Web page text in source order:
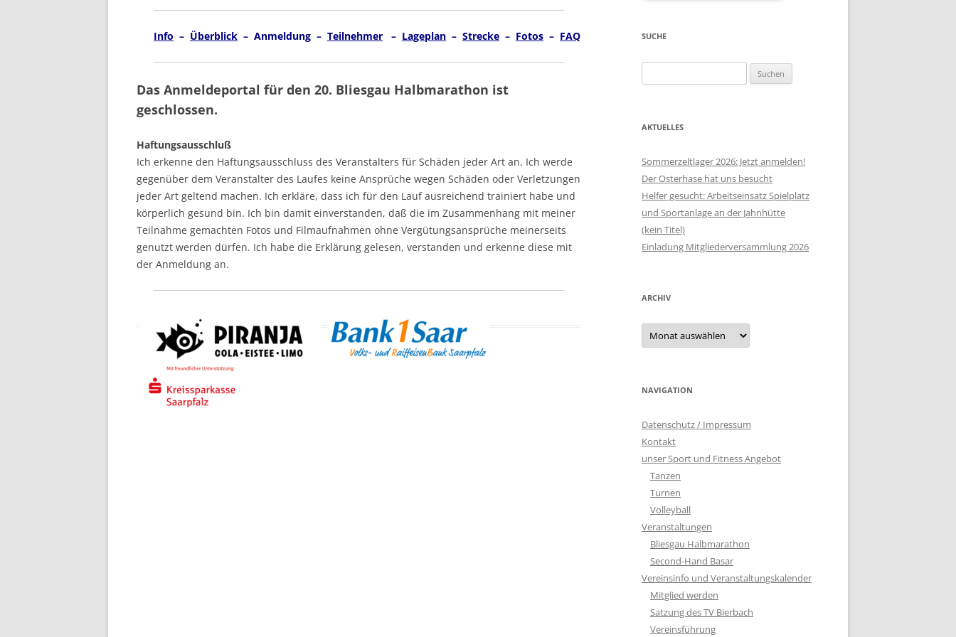
Info – Überblick – Anmeldung – Teilnehmer – Lageplan – Strecke – Fotos – FAQ
Das Anmeldeportal für den 20. Bliesgau Halbmarathon ist
geschlossen.
Haftungsausschluß
Ich erkenne den Haftungsausschluss des Veranstalters für Schäden jeder Art an. Ich werde
gegenüber dem Veranstalter des Laufes keine Ansprüche wegen Schäden oder Verletzungen
jeder Art geltend machen. Ich erkläre, dass ich für den Lauf ausreichend trainiert habe und
körperlich gesund bin. Ich bin damit einverstanden, daß die im Zusammenhang mit meiner
Teilnahme gemachten Fotos und Filmaufnahmen ohne Vergütungsansprüche meinerseits
genutzt werden dürfen. Ich habe die Erklärung gelesen, verstanden und erkenne diese mit
der Anmeldung an.
SUCHE
nach:
AKTUELLES
Sommerzeltlager 2026: Jetzt anmelden!
Der Osterhase hat uns besucht
Helfer gesucht: Arbeitseinsatz Spielplatz
und Sportanlage an der Jahnhütte
(kein Titel)
Einladung Mitgliederversammlung 2026
ARCHIV
Archiv
NAVIGATION
Datenschutz / Impressum
Kontakt
unser Sport und Fitness Angebot
Tanzen
Turnen
Volleyball
Veranstaltungen
Bliesgau Halbmarathon
Second-Hand Basar
Vereinsinfo und Veranstaltungskalender
Mitglied werden
Satzung des TV Bierbach
Vereinsführung